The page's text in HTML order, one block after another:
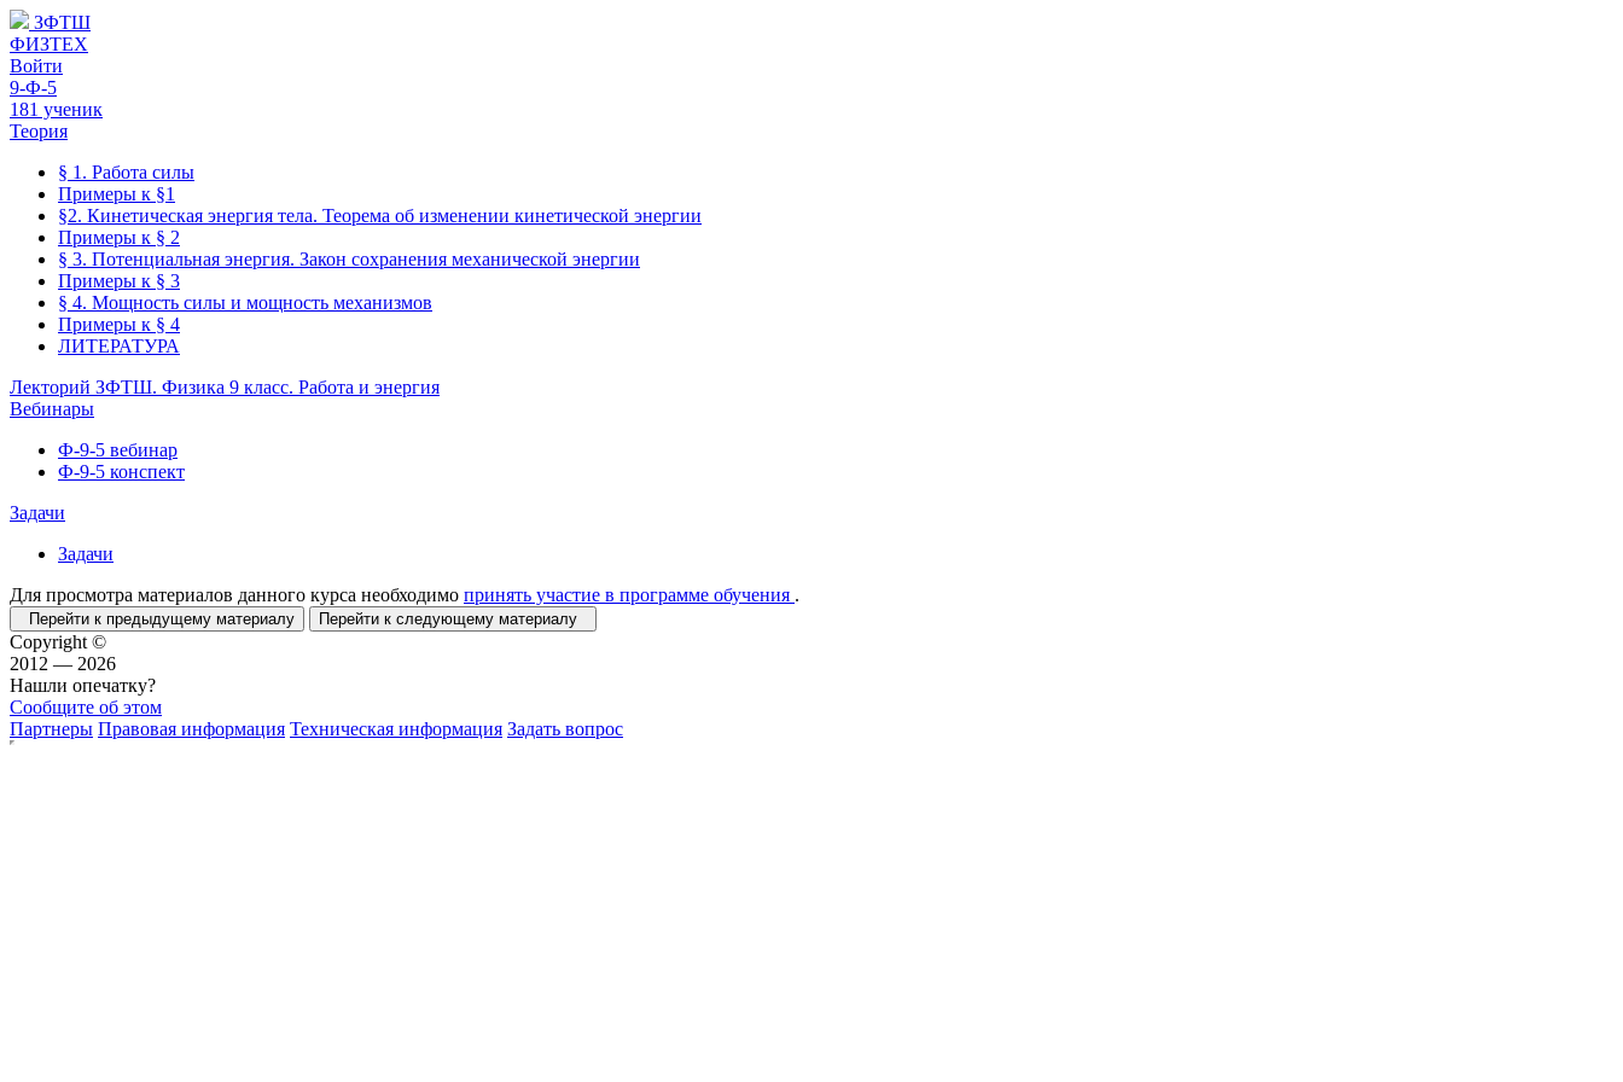
ЗФТШ
ФИЗТЕХ
Войти
9-Ф-5
181 ученик
Теория
§ 1. Работа силы
Примеры к §1
§2. Кинетическая энергия тела. Теорема об изменении кинетической энергии
Примеры к § 2
§ 3. Потенциальная энергия. Закон сохранения механической энергии
Примеры к § 3
§ 4. Мощность силы и мощность механизмов
Примеры к § 4
ЛИТЕРАТУРА
Лекторий ЗФТШ. Физика 9 класс. Работа и энергия
Вебинары
Ф-9-5 вебинар
Ф-9-5 конспект
Задачи
Задачи
Для просмотра материалов данного курса необходимо принять участие в программе обучения .
Перейти к предыдущему материалу Перейти к следующему материалу
Copyright ©
2012 — 2026
Нашли опечатку?
Сообщите об этом
Партнеры Правовая информация Техническая информация Задать вопрос